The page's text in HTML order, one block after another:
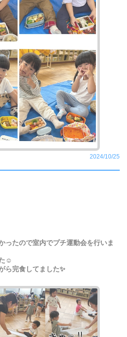
2024/10/25
ったので室内でプチ運動会を行いま
☺️
ら完食してました✨